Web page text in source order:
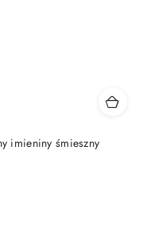
imieniny śmieszny